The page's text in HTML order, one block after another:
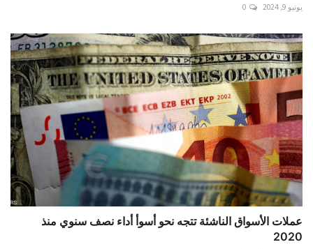
يونيو 9, 2024 0
عملات الأسواق الناشئة تتجه نحو أسوأ أداء نصف سنوي منذ
2020